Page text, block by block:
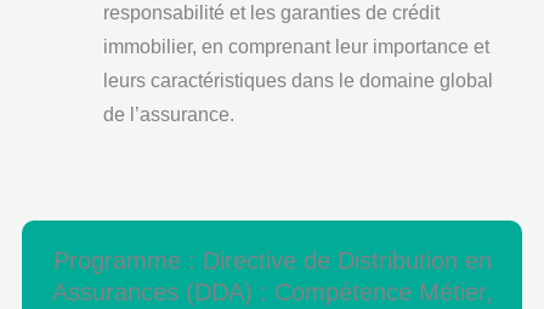
responsabilité et les garanties de crédit
immobilier, en comprenant leur importance et
leurs caractéristiques dans le domaine global
de l’assurance.
Programme : Directive de Distribution en
Assurances (DDA) : Compétence Métier,